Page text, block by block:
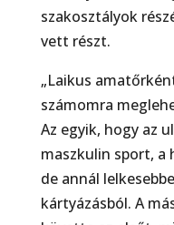
szakosztályok
vett részt.
„Laikus
számomra
Az egyik, hogy az
maszkulin sport, a
de annál
kártyázásból. A